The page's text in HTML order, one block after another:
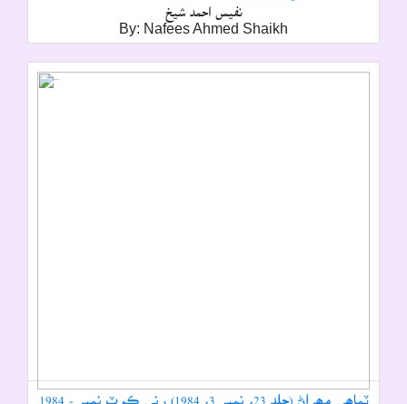
نفيس احمد شيخ
By: Nafees Ahmed Shaikh
ٽماھي مھراڻ (جلد 23، نمبر 3، 1984) رني ڪوٽ نمبر - 1984